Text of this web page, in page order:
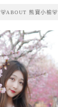
🐻ABOUT 熊寶小榆🐻